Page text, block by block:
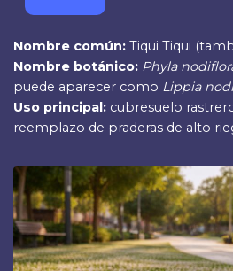
Nombre común: Tiqui Tiqui
Nombre botánico: Phyla
puede aparecer como Lippia
Uso principal: cubresuelo
reemplazo de praderas de alto